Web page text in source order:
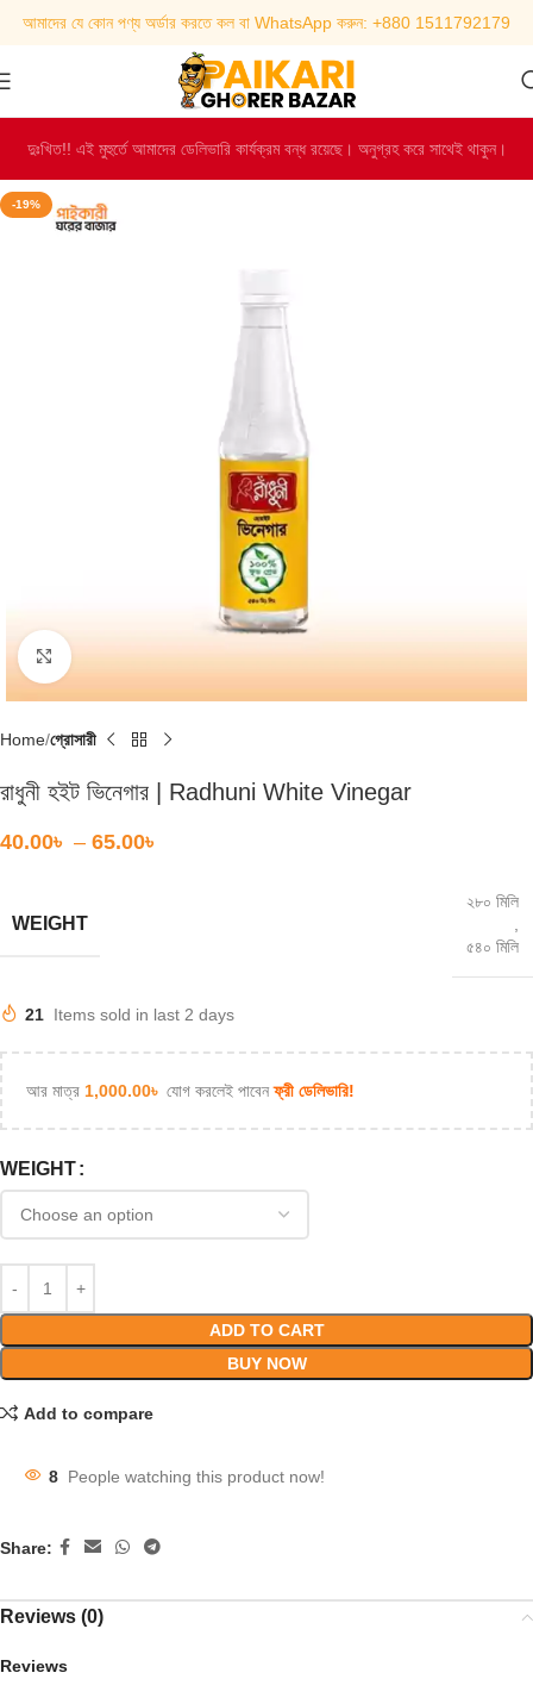
আমাদের যে কোন পণ্য অর্ডার করতে কল বা WhatsApp করুন: +880 1511792179
দুঃখিত!! এই মুহুর্তে আমাদের ডেলিভারি কার্যক্রম বন্ধ রয়েছে। অনুগ্রহ করে সাথেই থাকুন।
-19%
Click to enlarge
Home গ্রোসারী
রাধুনী হইট ভিনেগার | Radhuni White Vinegar
40.00৳ – 65.00৳
WEIGHT
২৮০ মিলি
৫৪০ মিলি
21 Items sold in last 2 days
আর মাত্র 1,000.00৳ যোগ করলেই পাবেনফ্রী ডেলিভারি!
WEIGHT
ADD TO CART
BUY NOW
Add to compare
8 People watching this product now!
Share:
Reviews (0)
Reviews